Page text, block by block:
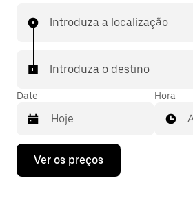
Introduza a localização
Introduza o destino
Date
Prima
tecla
Hora
Ver os preços